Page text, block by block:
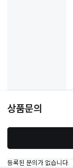
상품문의
등록된 문의가 없습니다.